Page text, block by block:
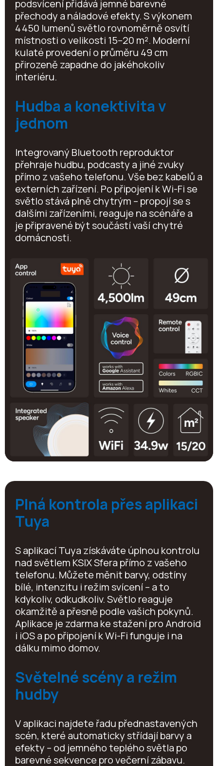
podsvícení přidává jemné barevné
přechody a náladové efekty. S výkonem
4 450 lumenů světlo rovnoměrně osvítí
místnosti o velikosti 15–20 m². Moderní
kulaté provedení o průměru 49 cm
přirozeně zapadne do jakéhokoliv
interiéru.
Hudba a konektivita v
jednom
Integrovaný Bluetooth reproduktor
přehraje hudbu, podcasty a jiné zvuky
přímo z vašeho telefonu. Vše bez kabelů a
externích zařízení. Po připojení k Wi-Fi se
světlo stává plně chytrým – propojí se s
dalšími zařízeními, reaguje na scénáře a
je připravené být součástí vaší chytré
domácnosti.
Plná kontrola přes aplikaci
Tuya
S aplikací Tuya získáváte úplnou kontrolu
nad světlem KSIX Sfera přímo z vašeho
telefonu. Můžete měnit barvy, odstíny
bílé, intenzitu i režim svícení – a to
kdykoliv, odkudkoliv. Světlo reaguje
okamžitě a přesně podle vašich pokynů.
Aplikace je zdarma ke stažení pro Android
i iOS a po připojení k Wi-Fi funguje i na
dálku mimo domov.
Světelné scény a režim
hudby
V aplikaci najdete řadu přednastavených
scén, které automaticky střídají barvy a
efekty – od jemného teplého světla po
barevné sekvence pro večerní zábavu.